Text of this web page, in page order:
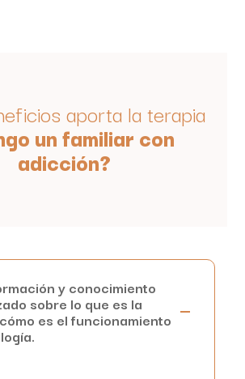
aporta la terapia
un familiar con
adicción?
y conocimiento
sobre lo que es la
es el funcionamiento